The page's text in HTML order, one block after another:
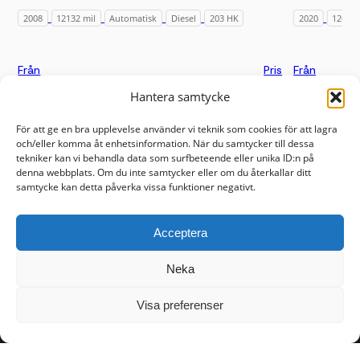
Hantera samtycke
För att ge en bra upplevelse använder vi teknik som cookies för att lagra
och/eller komma åt enhetsinformation. När du samtycker till dessa
tekniker kan vi behandla data som surfbeteende eller unika ID:n på
denna webbplats. Om du inte samtycker eller om du återkallar ditt
samtycke kan detta påverka vissa funktioner negativt.
Acceptera
Neka
Visa preferenser
2008 12132 mil Automatisk Diesel 203 HK
Från
Pris
2020 12671
Från
Sidor
Om oss
Kontakt
info@rwmotor.se
Kontakta oss